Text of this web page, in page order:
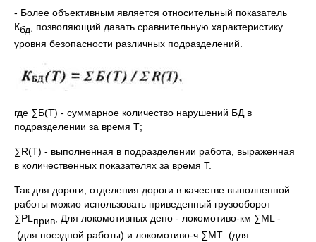
- Более объективным является относительный показатель
Кбд , позволяющий давать сравнительную характеристику
уровня безопасности различных подразделе­ний.
где ∑Б(Т) - суммарное количество нарушений БД в
подразделении за время Т;
∑R(Т) - выполненная в подразделении работа, выраженная
в количественных показателях за время Т.
Так для дороги, отделения дороги в качестве выполненной
работы можио ис­пользовать приведенный грузооборот
∑PL прив , Для локомотивных депо - локомотиво-км ∑ML -
(для поездной работы) и локомотиво-ч ∑MT (для